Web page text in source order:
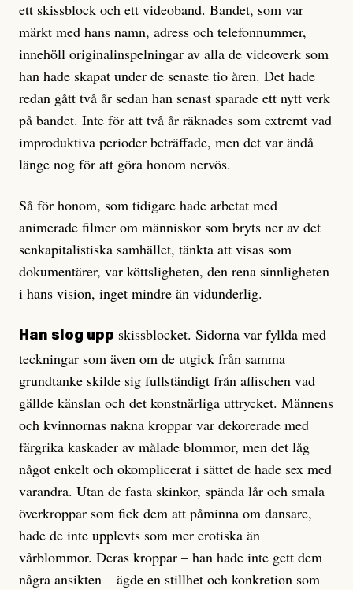
ett skissblock och ett videoband. Bandet, som var
märkt med hans namn, adress och telefonnummer,
innehöll originalinspelningar av alla de videoverk som
han hade skapat under de senaste tio åren. Det hade
redan gått två år sedan han senast sparade ett nytt verk
på bandet. Inte för att två år räknades som extremt vad
improduktiva perioder beträffade, men det var ändå
länge nog för att göra honom nervös.
Så för honom, som tidigare hade arbetat med
animerade filmer om människor som bryts ner av det
senkapitalistiska samhället, tänkta att visas som
dokumentärer, var köttsligheten, den rena sinnligheten
i hans vision, inget mindre än vidunderlig.
Han slog upp skissblocket. Sidorna var fyllda med
teckningar som även om de utgick från samma
grundtanke skilde sig fullständigt från affischen vad
gällde känslan och det konstnärliga uttrycket. Männens
och kvinnornas nakna kroppar var dekorerade med
färgrika kaskader av målade blommor, men det låg
något enkelt och okomplicerat i sättet de hade sex med
varandra. Utan de fasta skinkor, spända lår och smala
överkroppar som fick dem att påminna om dansare,
hade de inte upplevts som mer erotiska än
vårblommor. Deras kroppar – han hade inte gett dem
några ansikten – ägde en stillhet och konkretion som